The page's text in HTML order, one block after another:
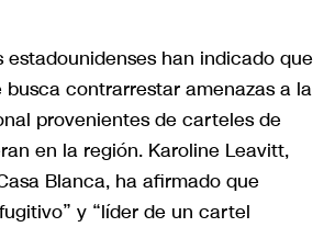
estadounidenses han indicado que
busca contrarrestar amenazas a la
provenientes de carteles de
en la región. Karoline Leavitt,
Blanca, ha afirmado que
y “líder de un cartel